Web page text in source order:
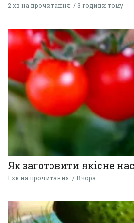
2 хв на прочитання 3 години тому
Як заготовити якісне
1 хв на прочитання Вчора